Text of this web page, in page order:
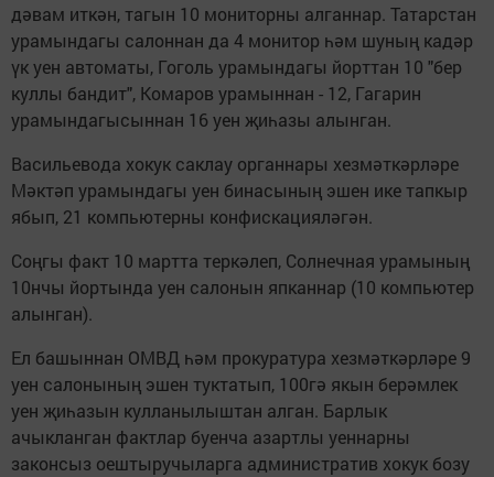
дәвам иткән, тагын 10 мониторны алганнар. Татарстан
урамындагы салоннан да 4 монитор һәм шуның кадәр
үк уен автоматы, Гоголь урамындагы йорттан 10 "бер
куллы бандит", Комаров урамыннан - 12, Гагарин
урамындагысыннан 16 уен җиһазы алынган.
Васильевода хокук саклау органнары хезмәткәрләре
Мәктәп урамындагы уен бинасының эшен ике тапкыр
ябып, 21 компьютерны конфискацияләгән.
Соңгы факт 10 мартта теркәлеп, Солнечная урамының
10нчы йортында уен салонын япканнар (10 компьютер
алынган).
Ел башыннан ОМВД һәм прокуратура хезмәткәрләре 9
уен салонының эшен туктатып, 100гә якын берәмлек
уен җиһазын кулланылыштан алган. Барлык
ачыкланган фактлар буенча азартлы уеннарны
законсыз оештыручыларга административ хокук бозу